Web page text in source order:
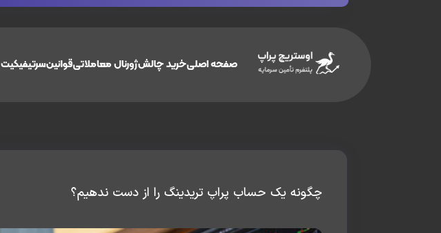
صفحه اصلیخرید چالشژورنال معاملاتیقوانینسرتیفیکیت
چگونه یک حساب پراپ تریدینگ را از دست ندهیم؟